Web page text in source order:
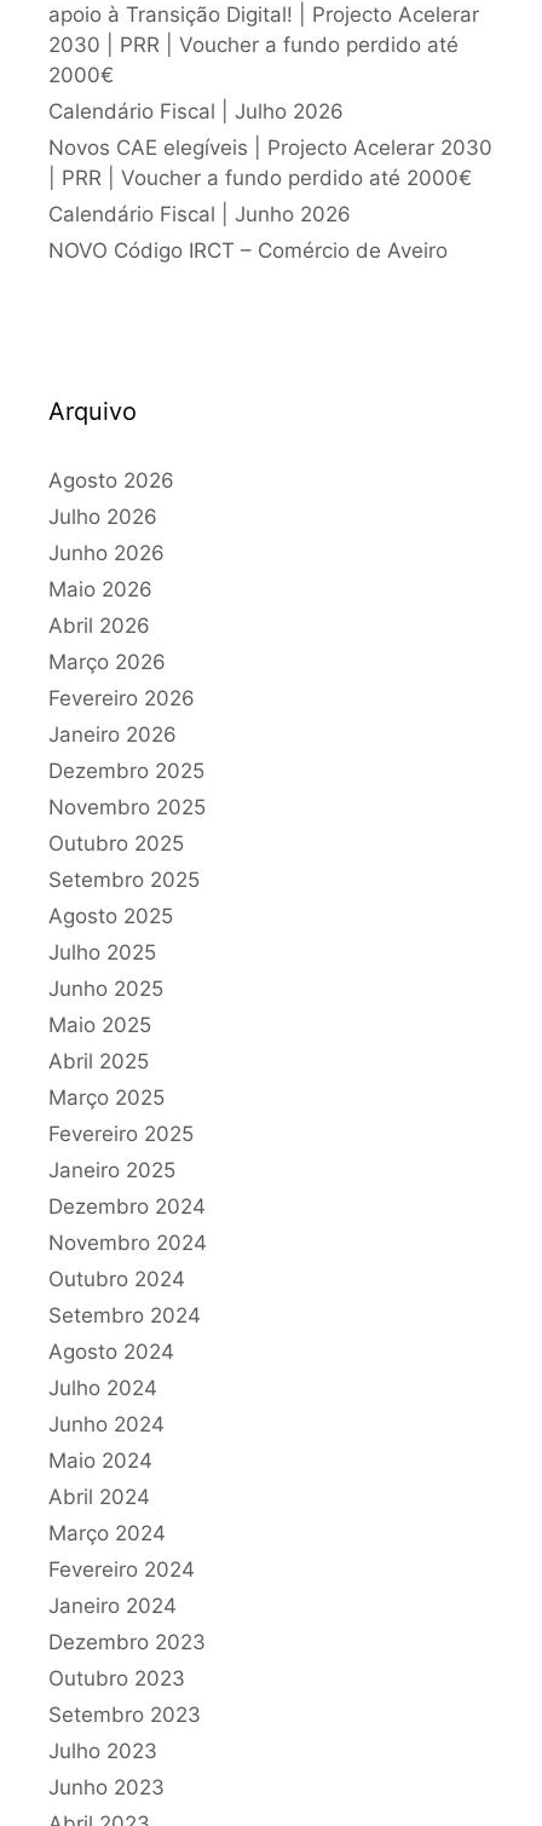
apoio à Transição Digital! | Projecto Acelerar
2030 | PRR | Voucher a fundo perdido até
2000€
Calendário Fiscal | Julho 2026
Novos CAE elegíveis | Projecto Acelerar 2030
| PRR | Voucher a fundo perdido até 2000€
Calendário Fiscal | Junho 2026
NOVO Código IRCT – Comércio de Aveiro
Arquivo
Agosto 2026
Julho 2026
Junho 2026
Maio 2026
Abril 2026
Março 2026
Fevereiro 2026
Janeiro 2026
Dezembro 2025
Novembro 2025
Outubro 2025
Setembro 2025
Agosto 2025
Julho 2025
Junho 2025
Maio 2025
Abril 2025
Março 2025
Fevereiro 2025
Janeiro 2025
Dezembro 2024
Novembro 2024
Outubro 2024
Setembro 2024
Agosto 2024
Julho 2024
Junho 2024
Maio 2024
Abril 2024
Março 2024
Fevereiro 2024
Janeiro 2024
Dezembro 2023
Outubro 2023
Setembro 2023
Julho 2023
Junho 2023